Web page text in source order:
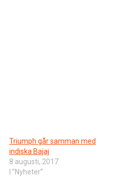
Triumph går samman med
indiska Bajaj
8 augusti, 2017
I ”Nyheter”